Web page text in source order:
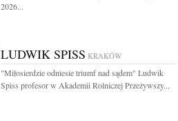
2026...
LUDWIK SPISS KRAKÓW
"Miłosierdzie odniesie triumf nad sądem" Ludwik
Spiss profesor w Akademii Rolniczej Przeżywszy...